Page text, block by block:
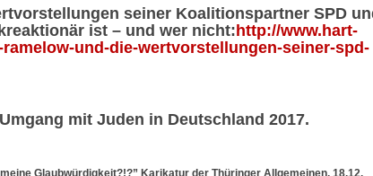
seiner Koalitionspartner SPD
ist – und wer nicht:http://www.hart-
und-die-wertvorstellungen-seiner-spd-
mit Juden in Deutschland 2017.